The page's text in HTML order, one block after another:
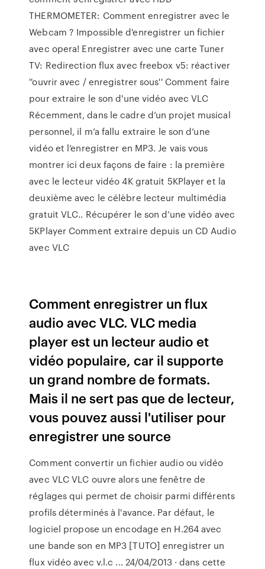
THERMOMETER: Comment enregistrer avec le
Webcam ? Impossible d'enregistrer un fichier
avec opera! Enregistrer avec une carte Tuner
TV: Redirection flux avec freebox v5: réactiver
''ouvrir avec / enregistrer sous'' Comment faire
pour extraire le son d'une vidéo avec VLC
Récemment, dans le cadre d’un projet musical
personnel, il m’a fallu extraire le son d’une
vidéo et l’enregistrer en MP3. Je vais vous
montrer ici deux façons de faire : la première
avec le lecteur vidéo 4K gratuit 5KPlayer et la
deuxième avec le célèbre lecteur multimédia
gratuit VLC.. Récupérer le son d’une vidéo avec
5KPlayer Comment extraire depuis un CD Audio
avec VLC
Comment enregistrer un flux
audio avec VLC. VLC media
player est un lecteur audio et
vidéo populaire, car il supporte
un grand nombre de formats.
Mais il ne sert pas que de lecteur,
vous pouvez aussi l'utiliser pour
enregistrer une source
Comment convertir un fichier audio ou vidéo
avec VLC VLC ouvre alors une fenêtre de
réglages qui permet de choisir parmi différents
profils déterminés à l'avance. Par défaut, le
logiciel propose un encodage en H.264 avec
une bande son en MP3 [TUTO] enregistrer un
flux vidéo avec v.l.c ... 24/04/2013 · dans cette